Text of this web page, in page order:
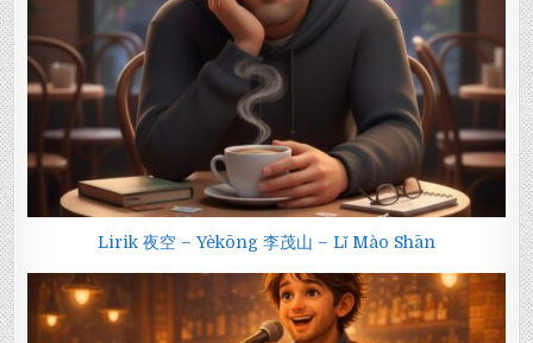
Lirik 夜空 – Yèkōng 李茂山 – Lǐ Mào Shān